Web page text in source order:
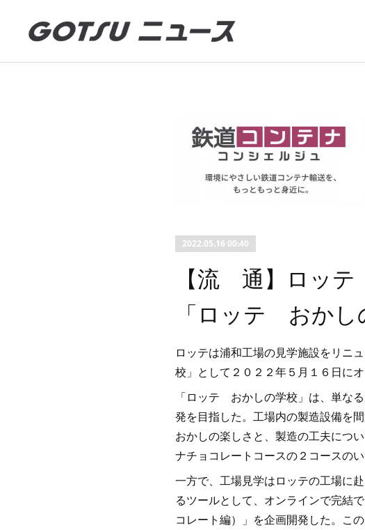
2022.05.16 00:40
【流 通】ロッ
「ロッテ おかし
ロッテは浦和工場の見学施設をリニ
校」として２０２２年５月１６日にオ
「ロッテ おかしの学校」は、単な
発を目指した。工場内の製造設備を
おかしの楽しさと、製造の工夫につ
ナチョコレートコースの２コースの
一方で、工場見学はロッテの工場に
るツールとして、オンラインで完結
コレート編）」を企画開発した。こ